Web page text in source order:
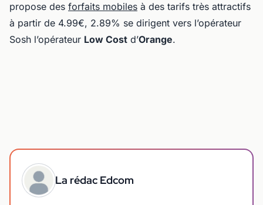
propose des forfaits mobiles à des tarifs très attractifs
à partir de 4.99€, 2.89% se dirigent vers l’opérateur
Sosh l’opérateur Low Cost d’Orange.
La rédac Edcom